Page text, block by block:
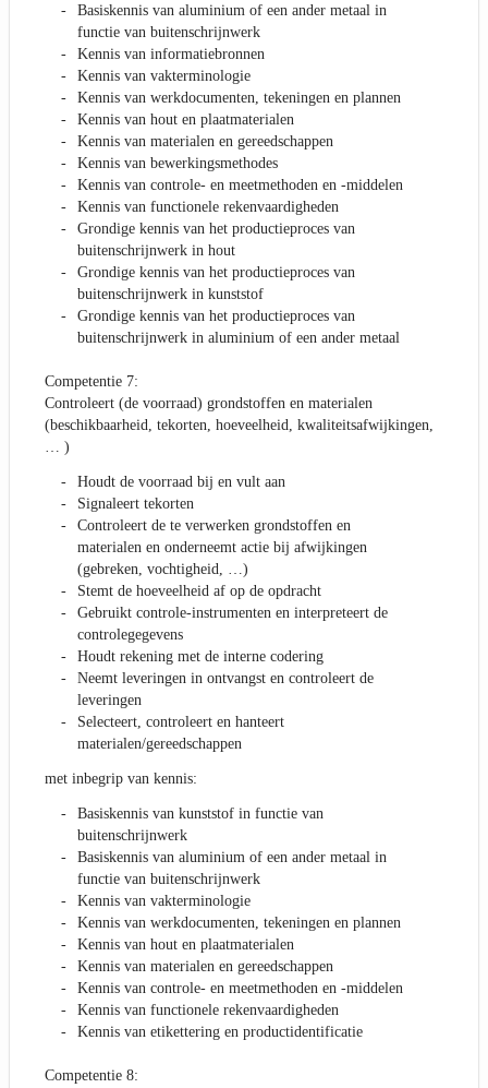
Basiskennis van aluminium of een ander metaal in
functie van buitenschrijnwerk
Kennis van informatiebronnen
Kennis van vakterminologie
Kennis van werkdocumenten, tekeningen en plannen
Kennis van hout en plaatmaterialen
Kennis van materialen en gereedschappen
Kennis van bewerkingsmethodes
Kennis van controle- en meetmethoden en -middelen
Kennis van functionele rekenvaardigheden
Grondige kennis van het productieproces van
buitenschrijnwerk in hout
Grondige kennis van het productieproces van
buitenschrijnwerk in kunststof
Grondige kennis van het productieproces van
buitenschrijnwerk in aluminium of een ander metaal
Competentie 7:
Controleert (de voorraad) grondstoffen en materialen
(beschikbaarheid, tekorten, hoeveelheid, kwaliteitsafwijkingen,
… )
Houdt de voorraad bij en vult aan
Signaleert tekorten
Controleert de te verwerken grondstoffen en
materialen en onderneemt actie bij afwijkingen
(gebreken, vochtigheid, …)
Stemt de hoeveelheid af op de opdracht
Gebruikt controle-instrumenten en interpreteert de
controlegegevens
Houdt rekening met de interne codering
Neemt leveringen in ontvangst en controleert de
leveringen
Selecteert, controleert en hanteert
materialen/gereedschappen
met inbegrip van kennis:
Basiskennis van kunststof in functie van
buitenschrijnwerk
Basiskennis van aluminium of een ander metaal in
functie van buitenschrijnwerk
Kennis van vakterminologie
Kennis van werkdocumenten, tekeningen en plannen
Kennis van hout en plaatmaterialen
Kennis van materialen en gereedschappen
Kennis van controle- en meetmethoden en -middelen
Kennis van functionele rekenvaardigheden
Kennis van etikettering en productidentificatie
Competentie 8: